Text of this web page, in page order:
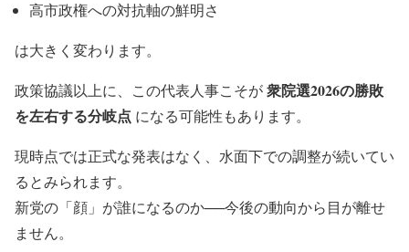
高市政権への対抗軸の鮮明さ
は大きく変わります。
政策協議以上に、この代表人事こそが衆院選2026の勝敗
を左右する分岐点 になる可能性もあります。
現時点では正式な発表はなく、水面下での調整が続いてい
るとみられます。
新党の「顔」が誰になるのか──今後の動向から目が離せ
ません。